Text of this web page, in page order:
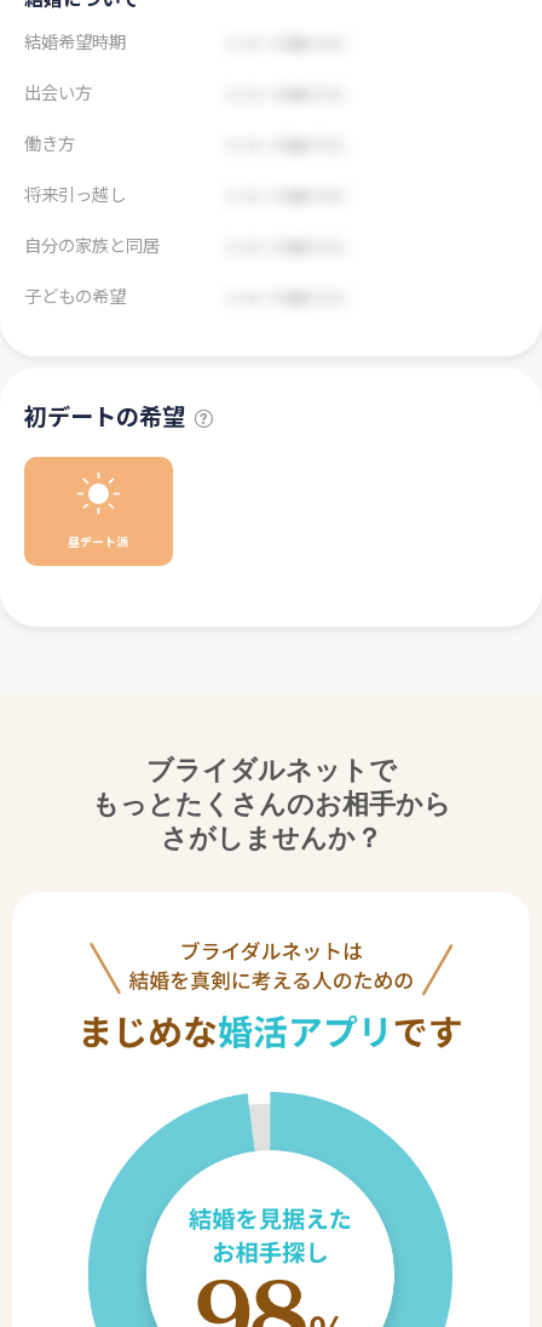
結婚希望時期
出会い方
働き方
将来引っ越し
自分の家族と同居
子どもの希望
初デートの希望
昼デート派
ブライダルネットで
もっとたくさんのお相手から
さがしませんか？